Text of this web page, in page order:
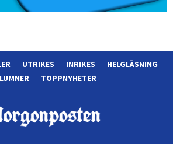
UTRIKES INRIKES
HELGLÄSNING
TOPPNYHETER